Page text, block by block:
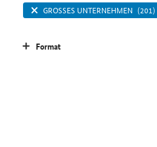
GROSSES UNTERNEHMEN (201)
Format